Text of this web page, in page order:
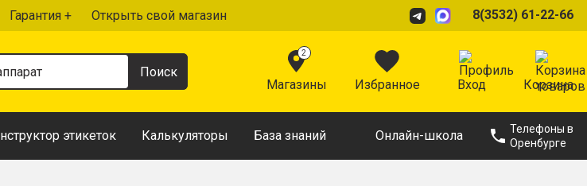
Гарантия + Открыть свой магазин 8(3532) 61-22-66
2
Магазины Избранное Вход Корзина
этикеток Калькуляторы База знаний Онлайн-школа
Телефоны в
Оренбурге